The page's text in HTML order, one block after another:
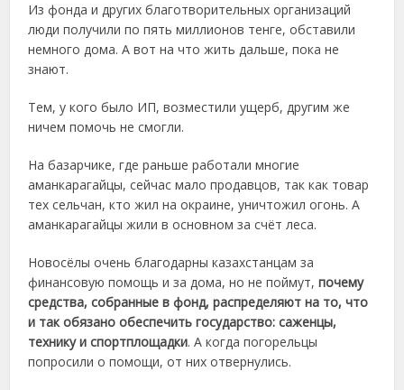
Из фонда и других благотворительных организаций
люди получили по пять миллионов тенге, обставили
немного дома. А вот на что жить дальше, пока не
знают.
Тем, у кого было ИП, возместили ущерб, другим же
ничем помочь не смогли.
На базарчике, где раньше работали многие
аманкарагайцы, сейчас мало продавцов, так как товар
тех сельчан, кто жил на окраине, уничтожил огонь. А
аманкарагайцы жили в основном за счёт леса.
Новосёлы очень благодарны казахстанцам за
финансовую помощь и за дома, но не поймут,почему
средства, собранные в фонд, распределяют на то, что
и так обязано обеспечить государство: саженцы,
технику и спортплощадки. А когда погорельцы
попросили о помощи, от них отвернулись.